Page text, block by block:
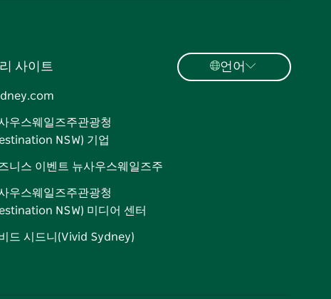
사이트
우스웨일즈주관광청
NSW) 기업
니스 이벤트 뉴사우스웨일즈주
우스웨일즈주관광청
NSW) 미디어 센터
드 시드니(Vivid Sydney)
언어